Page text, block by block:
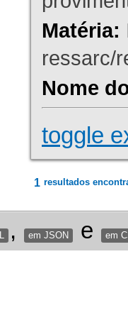
Matéria:
ressarc/
Nome
toggle
1 resultados
, em JSON e em